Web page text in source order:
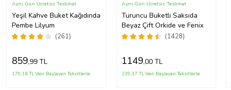
Yeşil Kahve Buket Kağıdında
Pembe Lilyum
(261)
Aynı Gün Ücretsiz Teslimat
859,99 TL
179,16 TL'den Başlayan Taksitlerle
Turuncu Buketli Saksıda
Beyaz Çift Orkide ve Fenix
(1428)
Aynı Gün Ücretsiz Teslimat
1149,00 TL
239,37 TL'den Başlayan Taksitlerle